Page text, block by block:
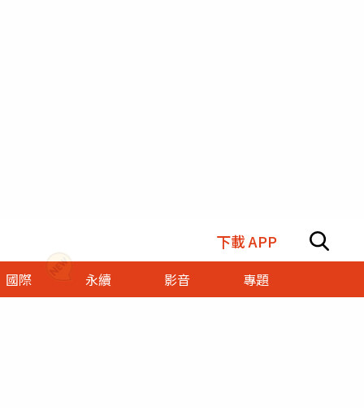
下載 APP
國際 永續 影音 專題